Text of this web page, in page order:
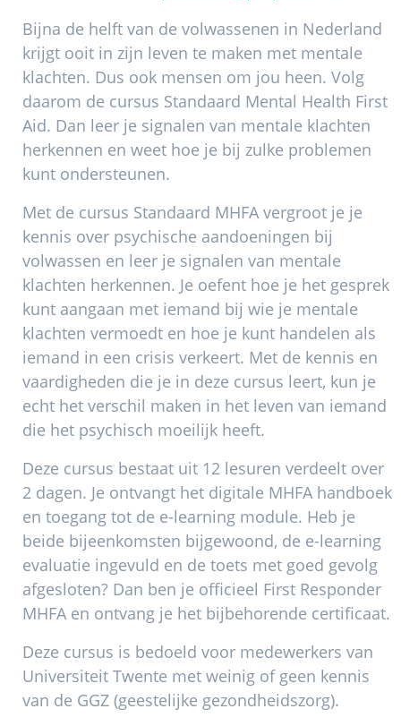
Bijna de helft van de volwassenen in Nederland
krijgt ooit in zijn leven te maken met mentale
klachten. Dus ook mensen om jou heen. Volg
daarom de cursus Standaard Mental Health First
Aid. Dan leer je signalen van mentale klachten
herkennen en weet hoe je bij zulke problemen
kunt ondersteunen.
Met de cursus Standaard MHFA vergroot je je
kennis over psychische aandoeningen bij
volwassen en leer je signalen van mentale
klachten herkennen. Je oefent hoe je het gesprek
kunt aangaan met iemand bij wie je mentale
klachten vermoedt en hoe je kunt handelen als
iemand in een crisis verkeert. Met de kennis en
vaardigheden die je in deze cursus leert, kun je
echt het verschil maken in het leven van iemand
die het psychisch moeilijk heeft.
Deze cursus bestaat uit 12 lesuren verdeelt over
2 dagen. Je ontvangt het digitale MHFA handboek
en toegang tot de e-learning module. Heb je
beide bijeenkomsten bijgewoond, de e-learning
evaluatie ingevuld en de toets met goed gevolg
afgesloten? Dan ben je officieel First Responder
MHFA en ontvang je het bijbehorende certificaat.
Deze cursus is bedoeld voor medewerkers van
Universiteit Twente met weinig of geen kennis
van de GGZ (geestelijke gezondheidszorg).